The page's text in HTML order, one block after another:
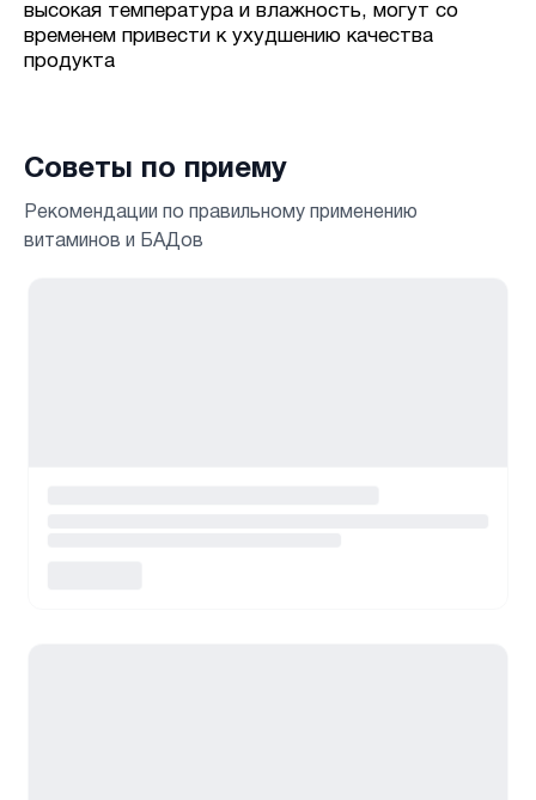
высокая температура и влажность, могут со
временем привести к ухудшению качества
продукта
Советы по приему
Рекомендации по правильному применению
витаминов и БАДов